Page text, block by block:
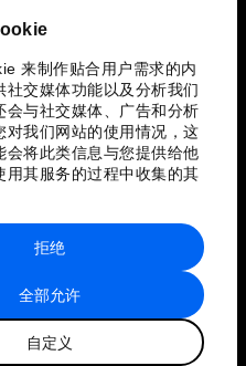
来制作贴合用户需求的内
社交媒体功能以及分析我们
会与社交媒体、广告和分析
对我们网站的使用情况，这
会将此类信息与您提供给他
用其服务的过程中收集的其
全部允许
自定义
拒绝
图
经济论坛